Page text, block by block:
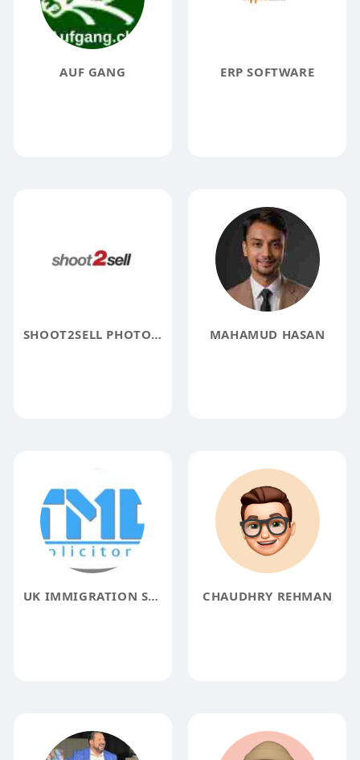
AUF GANG ERP SOFTWARE
SHOOT2SELL PHOTOGRAPHY MAHAMUD HASAN
UK IMMIGRATION SOLICITORS CHAUDHRY REHMAN